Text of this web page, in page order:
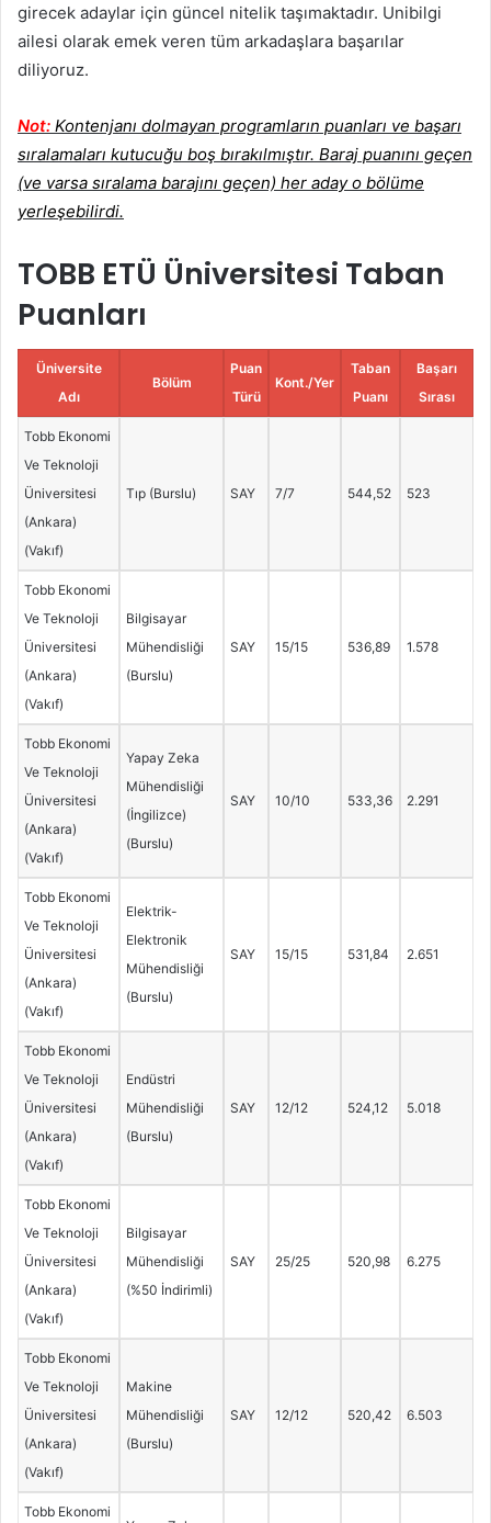
girecek adaylar için güncel nitelik taşımaktadır. Unibilgi
ailesi olarak emek veren tüm arkadaşlara başarılar
diliyoruz.
Not: Kontenjanı dolmayan programların puanları ve başarı
sıralamaları kutucuğu boş bırakılmıştır. Baraj puanını geçen
(ve varsa sıralama barajını geçen) her aday o bölüme
yerleşebilirdi.
TOBB ETÜ Üniversitesi Taban
Puanları
Üniversite
Adı
Bölüm
Puan
Türü
Kont./Yer
Taban
Puanı
Başarı
Sırası
Tobb Ekonomi
Ve Teknoloji
Üniversitesi
(Ankara)
(Vakıf)
Tıp (Burslu) SAY 7/7 544,52 523
Tobb Ekonomi
Ve Teknoloji
Üniversitesi
(Ankara)
(Vakıf)
Bilgisayar
Mühendisliği
(Burslu)
SAY 15/15 536,89 1.578
Tobb Ekonomi
Ve Teknoloji
Üniversitesi
(Ankara)
(Vakıf)
Yapay Zeka
Mühendisliği
(İngilizce)
(Burslu)
SAY 10/10 533,36 2.291
Tobb Ekonomi
Ve Teknoloji
Üniversitesi
(Ankara)
(Vakıf)
Elektrik-
Elektronik
Mühendisliği
(Burslu)
SAY 15/15 531,84 2.651
Tobb Ekonomi
Ve Teknoloji
Üniversitesi
(Ankara)
(Vakıf)
Endüstri
Mühendisliği
(Burslu)
SAY 12/12 524,12 5.018
Tobb Ekonomi
Ve Teknoloji
Üniversitesi
(Ankara)
(Vakıf)
Bilgisayar
Mühendisliği
(%50 İndirimli)
SAY 25/25 520,98 6.275
Tobb Ekonomi
Ve Teknoloji
Üniversitesi
(Ankara)
(Vakıf)
Makine
Mühendisliği
(Burslu)
SAY 12/12 520,42 6.503
Tobb Ekonomi